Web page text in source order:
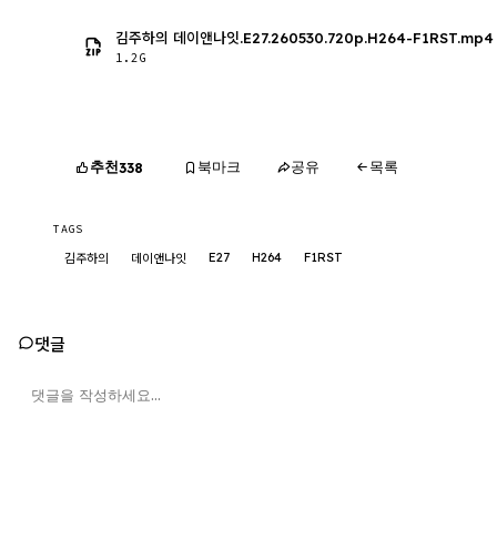
김주하의 데이앤나잇.E27.260530.720p.H264-F1RST.mp4
1.2G
추천338 북마크 공유 목록
TAGS
김주하의 데이앤나잇 E27 H264 F1RST
댓글